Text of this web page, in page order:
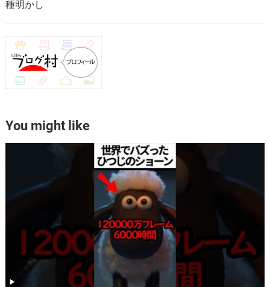
種明かし
You might like